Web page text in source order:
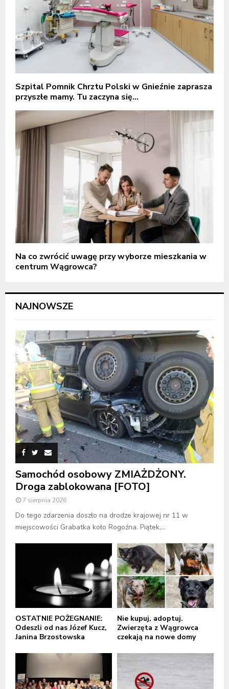
Szpital Pomnik Chrztu Polski w Gnieźnie zaprasza
przyszłe mamy. Tu zaczyna się...
Na co zwrócić uwagę przy wyborze mieszkania w
centrum Wągrowca?
NAJNOWSZE
Samochód osobowy ZMIAŻDŻONY.
Droga zablokowana [FOTO]
7 sierpnia 2026
Do tego zdarzenia doszło na drodze krajowej nr 11 w
miejscowości Grabatka koło Rogoźna. Piątek,...
OSTATNIE POŻEGNANIE:
Odeszli od nas Józef Kucz,
Janina Brzostowska
Nie kupuj, adoptuj.
Zwierzęta z Wągrowca
czekają na nowe domy